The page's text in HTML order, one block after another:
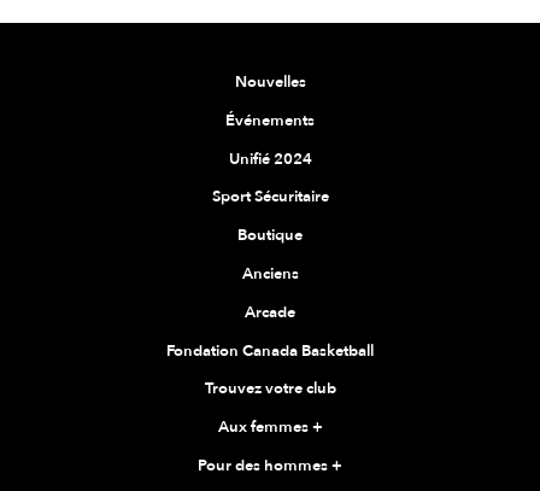
Nouvelles
Événements
Unifié 2024
Sport Sécuritaire
Boutique
Anciens
Arcade
Fondation Canada Basketball
Trouvez votre club
Aux femmes+
Pour des hommes+